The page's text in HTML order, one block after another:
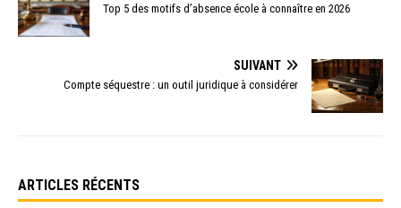
Top 5 des motifs d’absence école à connaître en 2026
SUIVANT
Compte séquestre : un outil juridique à considérer
ARTICLES RÉCENTS